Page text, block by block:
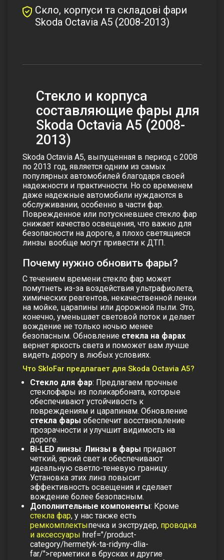
Скло, корпуси та складові фари
Skoda Octavia A5 (2008-2013)
Стекло и корпуса
составляющие фары для
Skoda Octavia A5 (2008-
2013)
Skoda Octavia A5, выпущенная в период с 2008
по 2013 год, является одним из самых
популярных автомобилей благодаря своей
надежности и практичности. Но со временем
даже надежные автомобили нуждаются в
обслуживании, особенно в части фар.
Поврежденное или потускневшее стекло фар
снижает качество освещения, что важно для
безопасности на дороге, а плохо светящиеся
линзы вообще могут привести к ДТП.
Почему нужно обновить фары?
С течением времени стекло фар может
помутнеть из-за воздействия ультрафиолета,
химических реагентов, некачественной пенки
на мойке, царапины или дорожной пыли. Это,
конечно, уменьшает световой поток и делает
вождение не только ночью менее
безопасным. Обновление стекла на фарах
вернет яркость света и поможет вам лучше
видеть дорогу в любых условиях.
Что SkloFar предлагает для Skoda Octavia A5?
Стекло для фар: Предлагаем прочные
стеклофары из поликарбоната, которые
обеспечивают устойчивость к
повреждениям и царапинам. Обновление
стекла фары обеспечит восстановление
прозрачности и улучшит видимость на
дороге.
Bi-LED линзы: Линзы в фары придают
четкий, яркий свет и обеспечивают
идеальную светло-теневую границу.
Установка этих линз повысит
эффективность освещения и сделает
вождение более безопасным.
Дополнительные компоненты: Кроме
стекла фар, у нас также есть
ремкомплектыпечка и экструдер, проводка
и аксессуары href="/product-
category/hermetyk-ta-ridyny-dlia-
far/">герметики в брусках и другие